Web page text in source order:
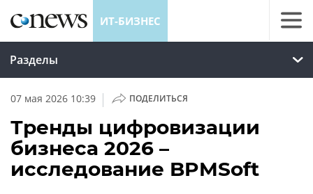
ИТ-БИЗНЕС
Разделы
07 мая 2026 10:39 | ПОДЕЛИТЬСЯ
Тренды цифровизации
бизнеса 2026 –
исследование BPMSoft